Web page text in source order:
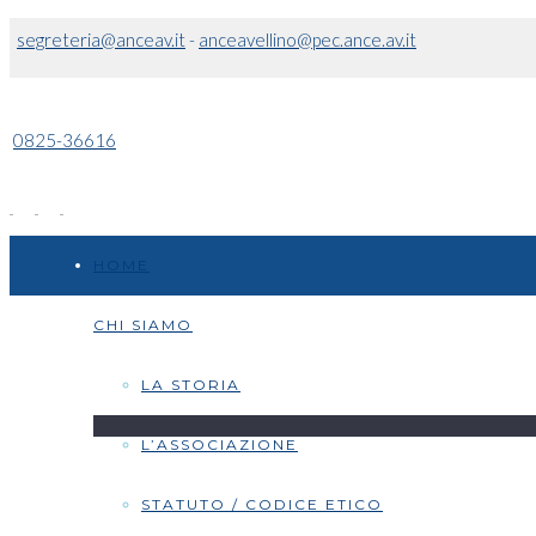
segreteria@anceav.it- anceavellino@pec.ance.av.it
0825-36616
CHI SIAMO
LA STORIA
L’ASSOCIAZIONE
STATUTO / CODICE ETICO